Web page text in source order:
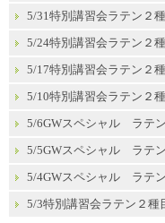
5/31特別講習会ラテン２
5/24特別講習会ラテン２
5/17特別講習会ラテン２
5/10特別講習会ラテン２
5/6GWスペシャル ラテ
5/5GWスペシャル ラテ
5/4GWスペシャル ラテ
5/3特別講習会ラテン２種